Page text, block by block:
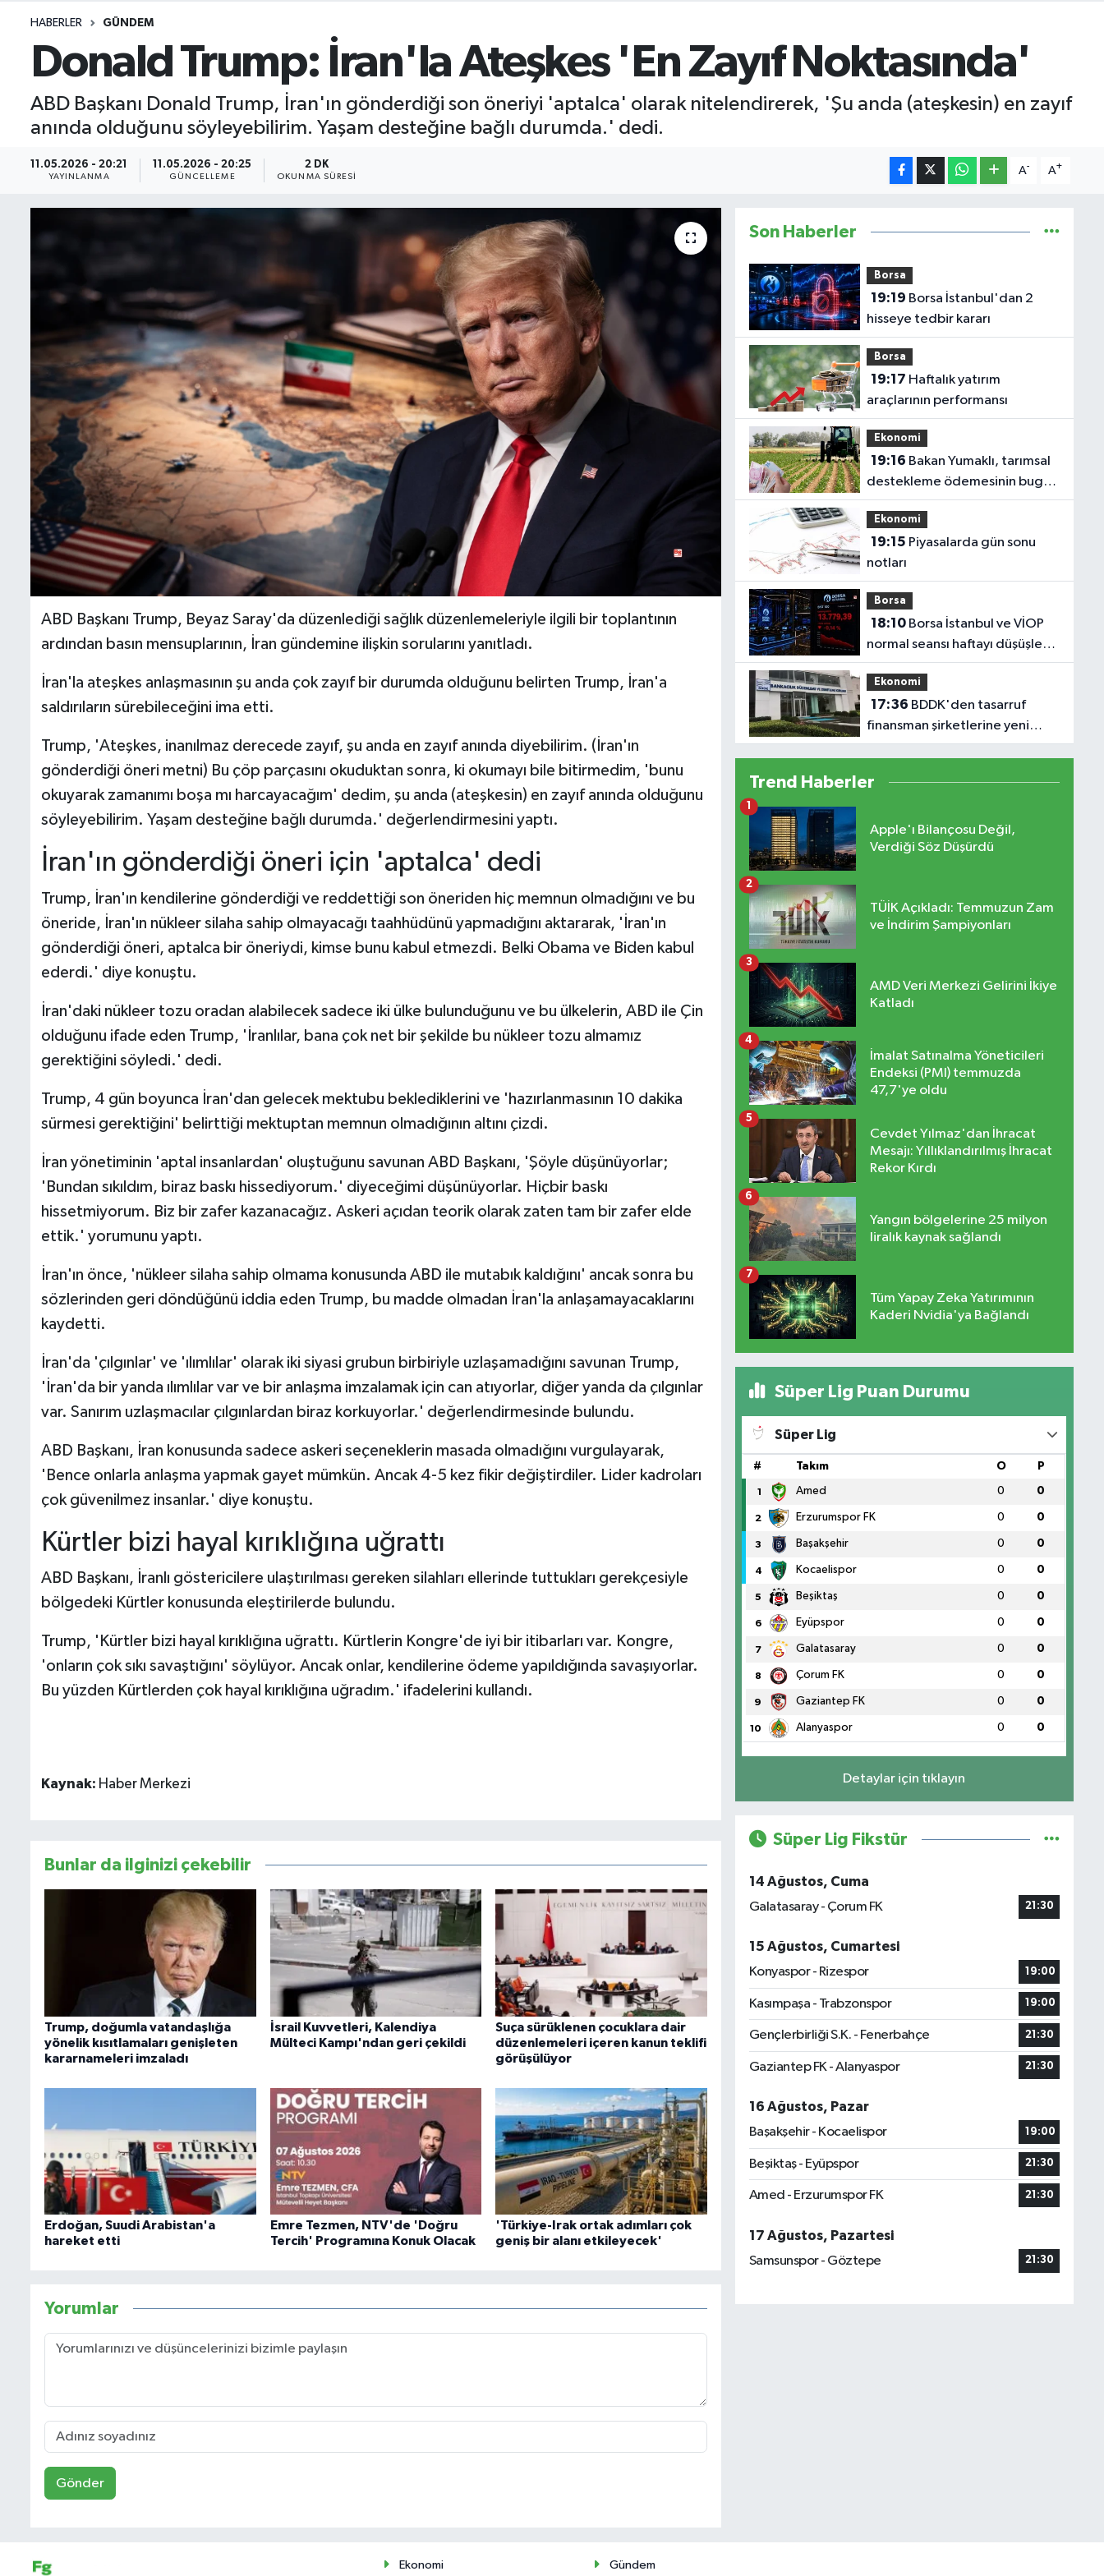
HABERLER GÜNDEM
Donald Trump: İran'la Ateşkes 'En Zayıf Noktasında'
ABD Başkanı Donald Trump, İran'ın gönderdiği son öneriyi 'aptalca' olarak nitelendirerek, 'Şu anda (ateşkesin) en zayıf
anında olduğunu söyleyebilirim. Yaşam desteğine bağlı durumda.' dedi.
11.05.2026 - 20:21
YAYINLANMA
11.05.2026 - 20:25
GÜNCELLEME
2 DK
OKUNMA SÜRESI
A- A+
ABD Başkanı Trump, Beyaz Saray'da düzenlediği sağlık düzenlemeleriyle ilgili bir toplantının
ardından basın mensuplarının, İran gündemine ilişkin sorularını yanıtladı.
İran'la ateşkes anlaşmasının şu anda çok zayıf bir durumda olduğunu belirten Trump, İran'a
saldırıların sürebileceğini ima etti.
Trump, 'Ateşkes, inanılmaz derecede zayıf, şu anda en zayıf anında diyebilirim. (İran'ın
gönderdiği öneri metni) Bu çöp parçasını okuduktan sonra, ki okumayı bile bitirmedim, 'bunu
okuyarak zamanımı boşa mı harcayacağım' dedim, şu anda (ateşkesin) en zayıf anında olduğunu
söyleyebilirim. Yaşam desteğine bağlı durumda.' değerlendirmesini yaptı.
İran'ın gönderdiği öneri için 'aptalca' dedi
Trump, İran'ın kendilerine gönderdiği ve reddettiği son öneriden hiç memnun olmadığını ve bu
öneride, İran'ın nükleer silaha sahip olmayacağı taahhüdünü yapmadığını aktararak, 'İran'ın
gönderdiği öneri, aptalca bir öneriydi, kimse bunu kabul etmezdi. Belki Obama ve Biden kabul
ederdi.' diye konuştu.
İran'daki nükleer tozu oradan alabilecek sadece iki ülke bulunduğunu ve bu ülkelerin, ABD ile Çin
olduğunu ifade eden Trump, 'İranlılar, bana çok net bir şekilde bu nükleer tozu almamız
gerektiğini söyledi.' dedi.
Trump, 4 gün boyunca İran'dan gelecek mektubu beklediklerini ve 'hazırlanmasının 10 dakika
sürmesi gerektiğini' belirttiği mektuptan memnun olmadığının altını çizdi.
İran yönetiminin 'aptal insanlardan' oluştuğunu savunan ABD Başkanı, 'Şöyle düşünüyorlar;
'Bundan sıkıldım, biraz baskı hissediyorum.' diyeceğimi düşünüyorlar. Hiçbir baskı
hissetmiyorum. Biz bir zafer kazanacağız. Askeri açıdan teorik olarak zaten tam bir zafer elde
ettik.' yorumunu yaptı.
İran'ın önce, 'nükleer silaha sahip olmama konusunda ABD ile mutabık kaldığını' ancak sonra bu
sözlerinden geri döndüğünü iddia eden Trump, bu madde olmadan İran'la anlaşamayacaklarını
kaydetti.
İran'da 'çılgınlar' ve 'ılımlılar' olarak iki siyasi grubun birbiriyle uzlaşamadığını savunan Trump,
'İran'da bir yanda ılımlılar var ve bir anlaşma imzalamak için can atıyorlar, diğer yanda da çılgınlar
var. Sanırım uzlaşmacılar çılgınlardan biraz korkuyorlar.' değerlendirmesinde bulundu.
ABD Başkanı, İran konusunda sadece askeri seçeneklerin masada olmadığını vurgulayarak,
'Bence onlarla anlaşma yapmak gayet mümkün. Ancak 4-5 kez fikir değiştirdiler. Lider kadroları
çok güvenilmez insanlar.' diye konuştu.
Kürtler bizi hayal kırıklığına uğrattı
ABD Başkanı, İranlı göstericilere ulaştırılması gereken silahları ellerinde tuttukları gerekçesiyle
bölgedeki Kürtler konusunda eleştirilerde bulundu.
Trump, 'Kürtler bizi hayal kırıklığına uğrattı. Kürtlerin Kongre'de iyi bir itibarları var. Kongre,
'onların çok sıkı savaştığını' söylüyor. Ancak onlar, kendilerine ödeme yapıldığında savaşıyorlar.
Bu yüzden Kürtlerden çok hayal kırıklığına uğradım.' ifadelerini kullandı.
Kaynak: Haber Merkezi
Bunlar da ilginizi çekebilir
Trump, doğumla vatandaşlığa
yönelik kısıtlamaları genişleten
kararnameleri imzaladı
İsrail Kuvvetleri, Kalendiya
Mülteci Kampı'ndan geri çekildi
Suça sürüklenen çocuklara dair
düzenlemeleri içeren kanun teklifi
görüşülüyor
Erdoğan, Suudi Arabistan'a
hareket etti
Emre Tezmen, NTV'de 'Doğru
Tercih' Programına Konuk Olacak
'Türkiye-Irak ortak adımları çok
geniş bir alanı etkileyecek'
Yorumlar
Gönder
Son Haberler
Borsa
19:19
hisseye tedbir kararı
Borsa
19:17
araçlarının performansı
Ekonomi
19:16
destekleme ödemesinin bugün
yapılacağını bildirdi
Ekonomi
19:15
notları
Borsa
18:10Borsa İstanbul ve VİOP
normal seansı haftayı düşüşle
tamamladı
Ekonomi
17:36
finansman şirketlerine yeni
düzenleme
Trend Haberler
Apple'ı Bilançosu Değil,
Verdiği Söz Düşürdü
TÜİK Açıkladı: Temmuzun Zam
ve İndirim Şampiyonları
2
AMD Veri Merkezi Gelirini İkiye
Katladı
3
İmalat Satınalma Yöneticileri
Endeksi (PMI) temmuzda
47,7'ye oldu
4
Cevdet Yılmaz'dan İhracat
Mesajı: Yıllıklandırılmış İhracat
Rekor Kırdı
5
Yangın bölgelerine 25 milyon
liralık kaynak sağlandı
6
Tüm Yapay Zeka Yatırımının
Kaderi Nvidia'ya Bağlandı
7
Süper Lig Puan Durumu
Süper Lig
# Takım O P
1 Amed 0 0
2 Erzurumspor FK 0 0
3 Başakşehir 0 0
4 Kocaelispor 0 0
5 Beşiktaş 0 0
6 Eyüpspor 0 0
7 Galatasaray 0 0
8 Çorum FK 0 0
9 Gaziantep FK 0 0
10 Alanyaspor 0 0
Detaylar için tıklayın
Süper Lig Fikstür
14 Ağustos, Cuma
Galatasaray - Çorum FK
21:30
15 Ağustos, Cumartesi
Konyaspor - Rizespor
19:00
Kasımpaşa - Trabzonspor 19:00
Gençlerbirliği S.K. - Fenerbahçe 21:30
Gaziantep FK - Alanyaspor 21:30
16 Ağustos, Pazar
Başakşehir - Kocaelispor
19:00
Beşiktaş - Eyüpspor 21:30
Amed - Erzurumspor FK 21:30
17 Ağustos, Pazartesi
Samsunspor - Göztepe
21:30
Ekonomi Gündem
İletişim
Künye
Yasal Uyarı